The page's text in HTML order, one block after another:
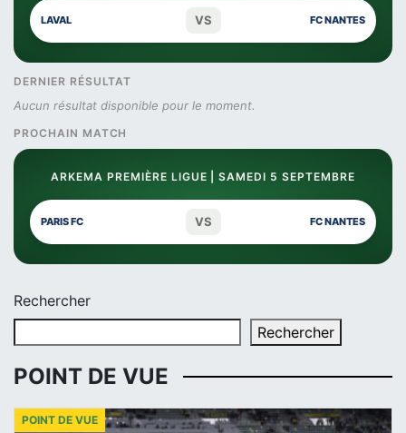
LAVAL VS FC NANTES
DERNIER RÉSULTAT
Aucun résultat disponible pour le moment.
PROCHAIN MATCH
ARKEMA PREMIÈRE LIGUE | SAMEDI 5 SEPTEMBRE
PARIS FC VS FC NANTES
Rechercher
Rechercher
POINT DE VUE
POINT DE VUE